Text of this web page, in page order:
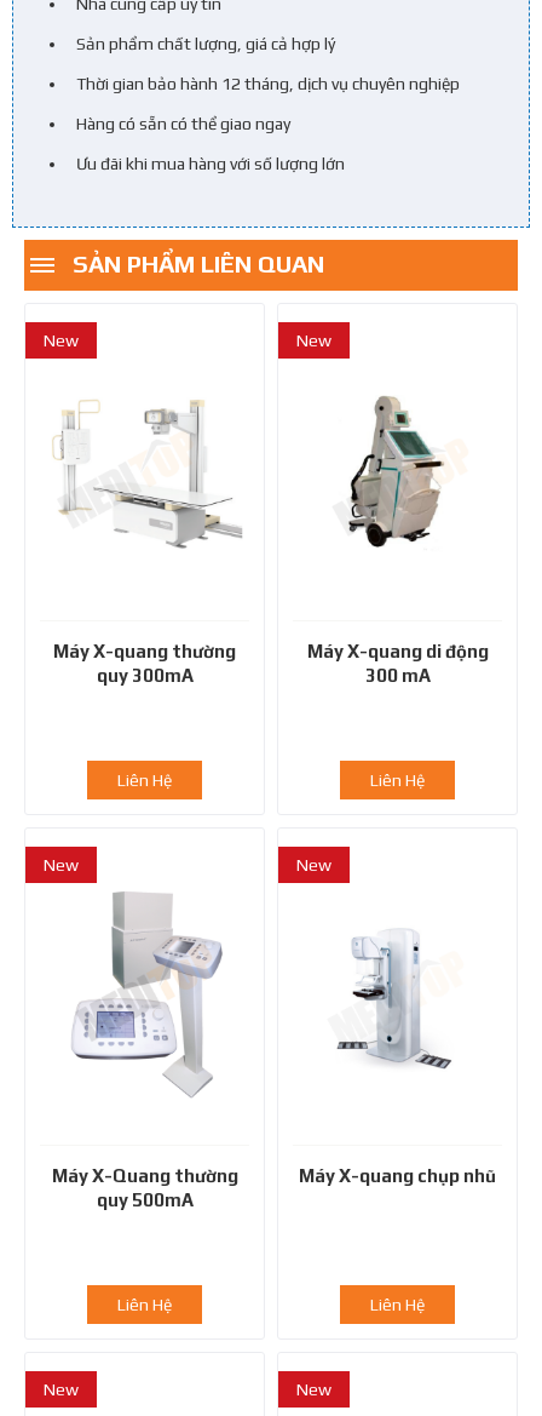
Sản phẩm chất lượng, giá cả hợp lý
Thời gian bảo hành 12 tháng, dịch vụ chuyên nghiệp
Hàng có sẵn có thể giao ngay
Ưu đãi khi mua hàng với số lượng lớn
SẢN PHẨM LIÊN QUAN
New
Máy X-quang thường
quy 300mA
Liên Hệ
New
Máy X-quang di động
300 mA
Liên Hệ
New
Máy X-Quang thường
quy 500mA
Liên Hệ
New
Máy X-quang chụp nhũ
Liên Hệ
New New